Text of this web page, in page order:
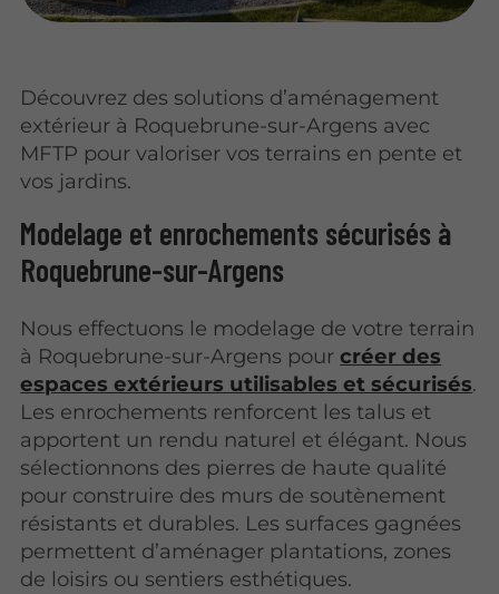
Découvrez des solutions d’aménagement
extérieur à Roquebrune-sur-Argens avec
MFTP pour valoriser vos terrains en pente et
vos jardins.
Modelage et enrochements sécurisés à
Roquebrune-sur-Argens
Nous effectuons le modelage de votre terrain
à Roquebrune-sur-Argens pourcréer des
espaces extérieurs utilisables et sécurisés.
Les enrochements renforcent les talus et
apportent un rendu naturel et élégant. Nous
sélectionnons des pierres de haute qualité
pour construire des murs de soutènement
résistants et durables. Les surfaces gagnées
permettent d’aménager plantations, zones
de loisirs ou sentiers esthétiques.